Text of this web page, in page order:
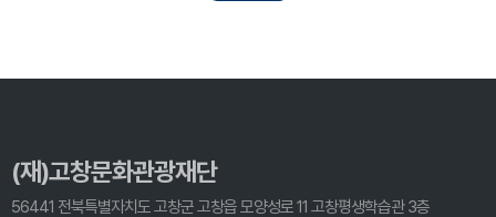
(재)고창문화관광재단
56441 전북특별자치도 고창군 고창읍 모양성로 11 고창평생학습관 3층